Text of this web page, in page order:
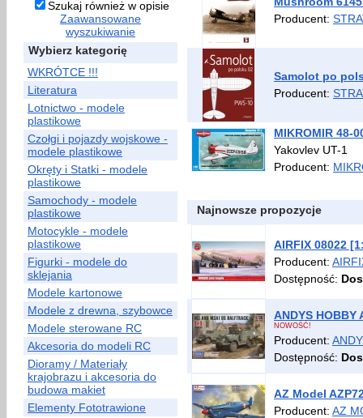
Szukaj również w opisie
Zaawansowane
wyszukiwanie
Wybierz kategorię
WKRÓTCE !!!
Literatura
Lotnictwo - modele
plastikowe
Czołgi i pojazdy wojskowe -
modele plastikowe
Okręty i Statki - modele
plastikowe
Samochody - modele
plastikowe
Motocykle - modele
plastikowe
Figurki - modele do
sklejania
Modele kartonowe
Modele z drewna, szybowce
Modele sterowane RC
Akcesoria do modeli RC
Dioramy / Materiały
krajobrazu i akcesoria do
budowa makiet
Elementy Fototrawione
Producent:
Samolot po
Producent:
MIKROMIR 48-
Yakovlev UT-1
Producent:
Najnowsze propozycje
AIRFIX 08022
Producent:
Dostępność:
ANDYS
NOWOŚĆ!
Producent:
Dostępność:
AZ Model
Producent: AZ